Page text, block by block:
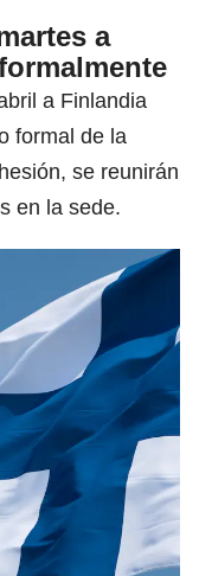
a
a Finlandia
formal de la
se reunirán
en la sede.